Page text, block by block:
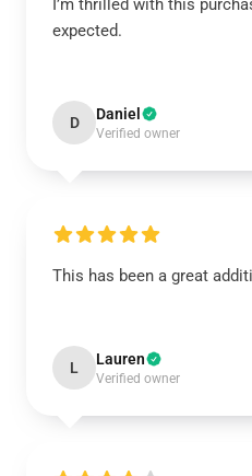
I’m thrilled with this
expected.
D Daniel
Verified owner
This has been a great
L Lauren
Verified owner